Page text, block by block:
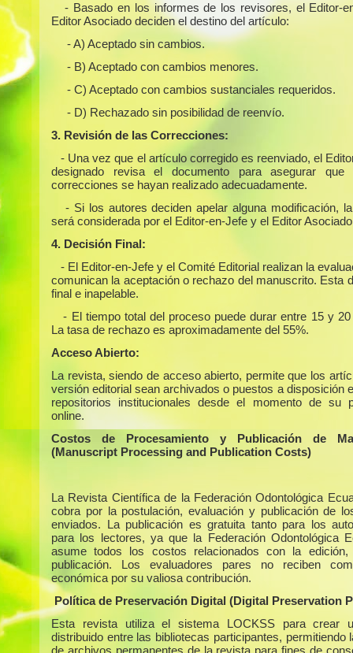
- Basado en los informes de los revisores, el Editor-
Editor Asociado deciden el destino del artículo:
- A) Aceptado sin cambios.
- B) Aceptado con cambios menores.
- C) Aceptado con cambios sustanciales requeridos.
- D) Rechazado sin posibilidad de reenvío.
3. Revisión de las Correcciones:
- Una vez que el artículo corregido es reenviado, el
designado revisa el documento para asegurar que
correcciones se hayan realizado adecuadamente.
- Si los autores deciden apelar alguna modificación,
será considerada por el Editor-en-Jefe y el Editor
4. Decisión Final:
- El Editor-en-Jefe y el Comité Editorial realizan la
comunican la aceptación o rechazo del manuscrito. Esta
final e inapelable.
- El tiempo total del proceso puede durar entre 15 y
La tasa de rechazo es aproximadamente del 55%.
Acceso Abierto:
La revista, siendo de acceso abierto, permite que los
versión editorial sean archivados o puestos a disposición
repositorios institucionales desde el momento de su
online.
Costos de Procesamiento y Publicación de
(Manuscript Processing and Publication Costs)
La Revista Científica de la Federación Odontológica
cobra por la postulación, evaluación y publicación de
enviados. La publicación es gratuita tanto para los
para los lectores, ya que la Federación Odontológica
asume todos los costos relacionados con la
publicación. Los evaluadores pares no reciben
económica por su valiosa contribución.
Política de Preservación Digital (Digital Preservation
Esta revista utiliza el sistema LOCKSS para crear
distribuido entre las bibliotecas participantes, permitiendo
de archivos permanentes de la revista para fines de